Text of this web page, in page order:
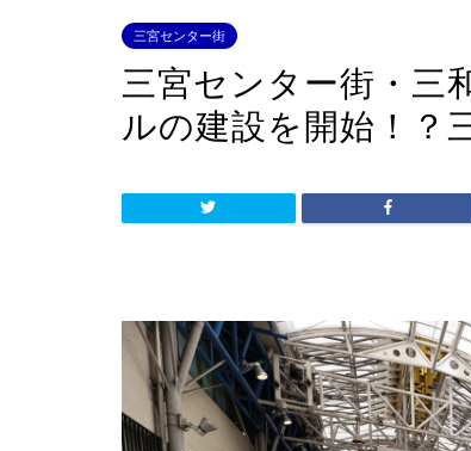
三宮センター街
三宮センター街・三
ルの建設を開始！？